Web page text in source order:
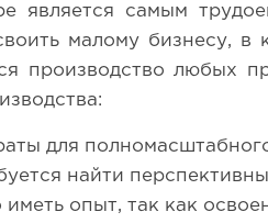
является самым
малому бизнесу, в
производство любых
для
найти
опыт, так как